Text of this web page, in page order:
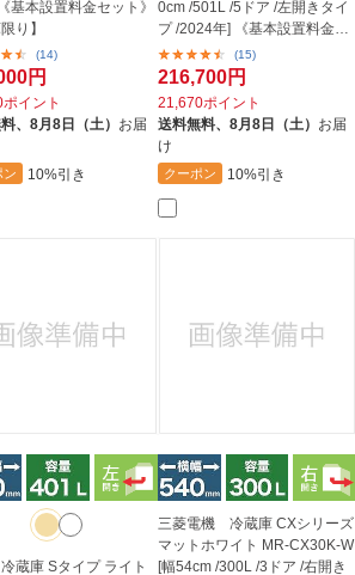
基本設置料金セット》
り】
(14)
円
イント
、8月8日（土） お届
ン 10%引き
0cm /501L /5ドア /左開きタイ
プ /2024年] 《基本設置料金セ
ット...
(15)
216,700円
21,670ポイント
送料無料、 8月8日（土） お届
け
クーポン 10%引き
蔵庫 Sタイプ ライト
三菱電機 冷蔵庫 CXシリーズ
マットホワイト MR-CX30K-W
[幅54cm /300L /3ドア /右開き